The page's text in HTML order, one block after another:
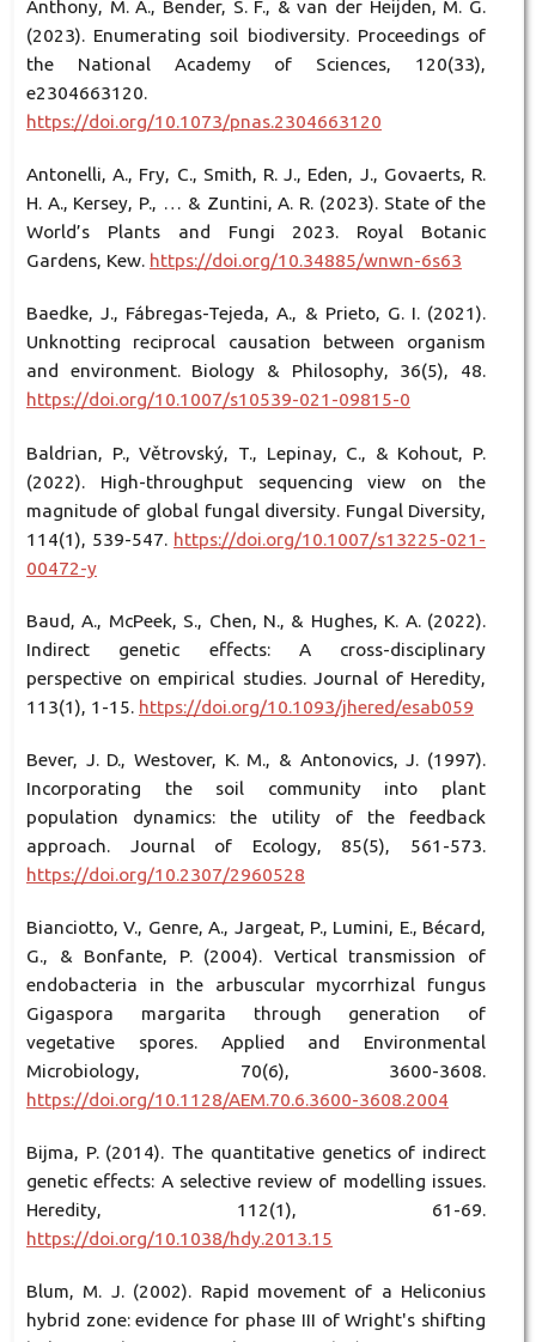
Anthony, M. A., Bender, S. F., & van der Heijden, M. G.
(2023). Enumerating soil biodiversity. Proceedings of
the National Academy of Sciences, 120(33),
e2304663120.
https://doi.org/10.1073/pnas.2304663120
Antonelli, A., Fry, C., Smith, R. J., Eden, J., Govaerts, R.
H. A., Kersey, P., … & Zuntini, A. R. (2023). State of the
World’s Plants and Fungi 2023. Royal Botanic
Gardens, Kew. https://doi.org/10.34885/wnwn-6s63
Baedke, J., Fábregas-Tejeda, A., & Prieto, G. I. (2021).
Unknotting reciprocal causation between organism
and environment. Biology & Philosophy, 36(5), 48.
https://doi.org/10.1007/s10539-021-09815-0
Baldrian, P., Větrovský, T., Lepinay, C., & Kohout, P.
(2022). High-throughput sequencing view on the
magnitude of global fungal diversity. Fungal Diversity,
114(1), 539-547. https://doi.org/10.1007/s13225-021-
00472-y
Baud, A., McPeek, S., Chen, N., & Hughes, K. A. (2022).
Indirect genetic effects: A cross-disciplinary
perspective on empirical studies. Journal of Heredity,
113(1), 1-15. https://doi.org/10.1093/jhered/esab059
Bever, J. D., Westover, K. M., & Antonovics, J. (1997).
Incorporating the soil community into plant
population dynamics: the utility of the feedback
approach. Journal of Ecology, 85(5), 561-573.
https://doi.org/10.2307/2960528
Bianciotto, V., Genre, A., Jargeat, P., Lumini, E., Bécard,
G., & Bonfante, P. (2004). Vertical transmission of
endobacteria in the arbuscular mycorrhizal fungus
Gigaspora margarita through generation of
vegetative spores. Applied and Environmental
Microbiology, 70(6), 3600-3608.
https://doi.org/10.1128/AEM.70.6.3600-3608.2004
Bijma, P. (2014). The quantitative genetics of indirect
genetic effects: A selective review of modelling issues.
Heredity, 112(1), 61-69.
https://doi.org/10.1038/hdy.2013.15
Blum, M. J. (2002). Rapid movement of a Heliconius
hybrid zone: evidence for phase III of Wright's shifting